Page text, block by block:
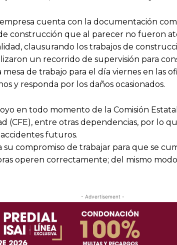
cuenta con la documentación
construcción que al parecer no fueron
clausurando los trabajos de
un recorrido de supervisión para
de trabajo para el día viernes en las
y responda por los daños ocasionados.
en todo momento de la Comisión
(CFE), entre otras dependencias, por lo
futuros.
compromiso de trabajar para que se
operen correctamente; del mismo
- Advertisement -